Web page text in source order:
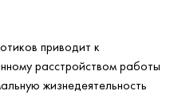
приводит к
расстройством работы
жизнедеятельность